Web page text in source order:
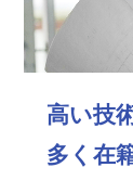
高い技
多く在